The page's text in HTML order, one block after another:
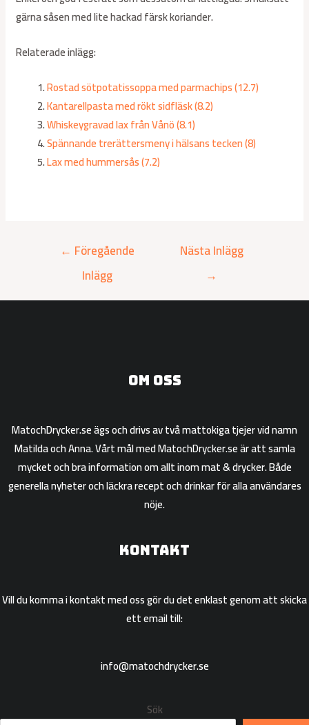
gärna såsen med lite hackad färsk koriander.
Relaterade inlägg:
Rostad sötpotatissoppa med parmachips (12.7)
Kantarellpasta med rökt sidfläsk (8.2)
Whiskeygravad lax från Vånö (8.1)
Spännande trerättersmeny i hälsans tecken (8)
Lax med hummersås (7.2)
← Föregående
Inlägg
Nästa Inlägg
→
Om oss
MatochDrycker.se ägs och drivs av två mattokiga tjejer vid namn
Matilda och Anna. Vårt mål med MatochDrycker.se är att samla
mycket och bra information om allt inom mat & drycker. Både
generella nyheter och läckra recept och drinkar för alla användares
nöje.
Kontakt
Vill du komma i kontakt med oss gör du det enklast genom att skicka
ett email till:
info@matochdrycker.se
Sök